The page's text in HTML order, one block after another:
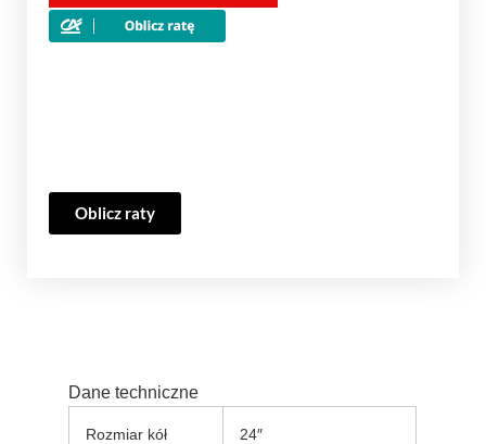
Oblicz raty
Dane techniczne
Rozmiar kół 24″